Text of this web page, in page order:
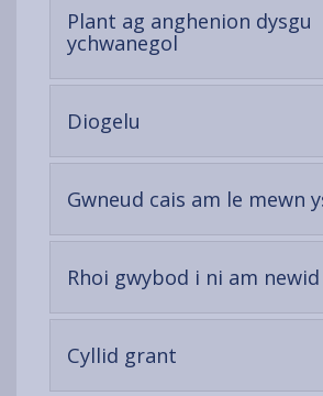
Plant ag anghenion dysgu
ychwanegol-
content
Diogelu
content
Gwneud cais am le mewn
Rhoi gwybod i ni am newid
Cyllid grant